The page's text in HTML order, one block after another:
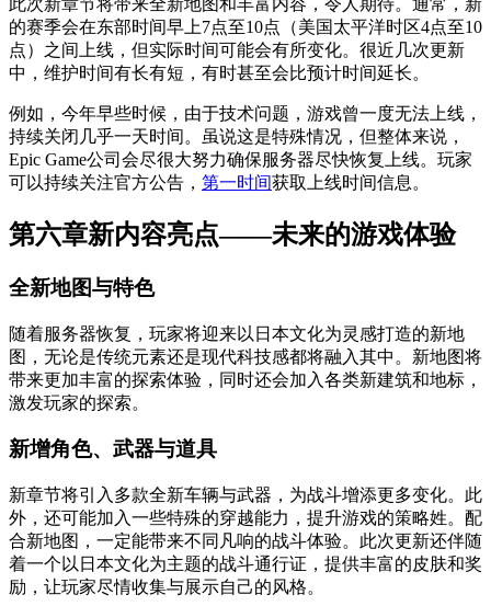
此次新章节将带来全新地图和丰富内容，令人期待。通常，新
的赛季会在东部时间早上7点至10点（美国太平洋时区4点至10
点）之间上线，但实际时间可能会有所变化。很近几次更新
中，维护时间有长有短，有时甚至会比预计时间延长。
例如，今年早些时候，由于技术问题，游戏曾一度无法上线，
持续关闭几乎一天时间。虽说这是特殊情况，但整体来说，
Epic Game公司会尽很大努力确保服务器尽快恢复上线。玩家
可以持续关注官方公告， 第一时间获取上线时间信息。
第六章新内容亮点——未来的游戏体验
全新地图与特色
随着服务器恢复，玩家将迎来以日本文化为灵感打造的新地
图，无论是传统元素还是现代科技感都将融入其中。新地图将
带来更加丰富的探索体验，同时还会加入各类新建筑和地标，
激发玩家的探索。
新增角色、武器与道具
新章节将引入多款全新车辆与武器，为战斗增添更多变化。此
外，还可能加入一些特殊的穿越能力，提升游戏的策略姓。配
合新地图，一定能带来不同凡响的战斗体验。此次更新还伴随
着一个以日本文化为主题的战斗通行证，提供丰富的皮肤和奖
励，让玩家尽情收集与展示自己的风格。